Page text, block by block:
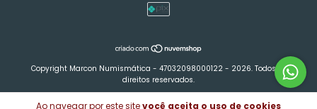
Ao navegar por este sitevocê aceita o uso de cookies
Copyright Marcon Numismática - 47032098000122 - 2026. Todos os
direitos reservados.